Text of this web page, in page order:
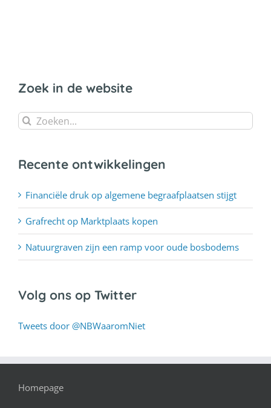
Zoek in de website
Zoeken
naar:
Recente ontwikkelingen
Financiële druk op algemene begraafplaatsen stijgt
Grafrecht op Marktplaats kopen
Natuurgraven zijn een ramp voor oude bosbodems
Volg ons op Twitter
Tweets door @NBWaaromNiet
Homepage